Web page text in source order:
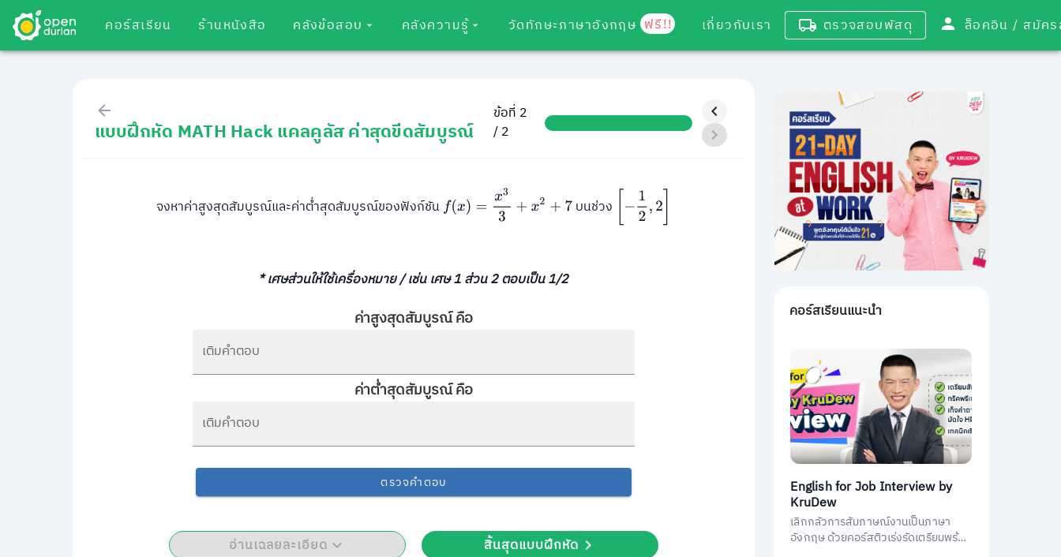
คอร์สเรียน ร้านหนังสือ คลังข้อสอบ คลังความรู้ วัดทักษะภาษาอังกฤษ ฟรี!! เกี่ยวกับเรา ตรวจสอบพัสดุ ล็อคอิน /
แบบฝึกหัด MATH Hack แคลคูลัส ค่าสุดขีดสัมบูรณ์
ข้อที่ 2
/ 2
จงหาค่าสูงสุดสัมบูรณ์และค่าต่ำสุดสัมบูรณ์ของฟังก์ชัน f(x)=x +x2 7 บนช่วง 2, ]
* เศษส่วนให้ใช้เครื่องหมาย / เช่น เศษ 1 ส่วน 2 ตอบเป็น 1/2
ค่าสูงสุดสัมบูรณ์ คือ
เติมคำตอบ
ค่าต่ำสุดสัมบูรณ์ คือ
เติมคำตอบ
ตรวจคำตอบ
อ่านเฉลยละเอียด สิ้นสุดแบบฝึกหัด
คอร์สเรียนแนะนำ
English for Job Interview by
KruDew
เลิกกลัวการสัมภาษณ์งานเป็นภาษา
อังกฤษ ด้วยคอร์สติวเร่งรัดเตรียมพร้อม